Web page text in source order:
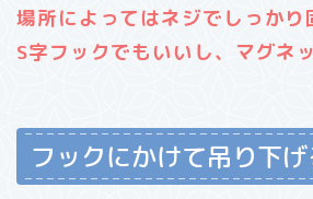
場所によってはネジでしっかり
S字フックでもいいし、マグネ
フックにかけて吊り下げ